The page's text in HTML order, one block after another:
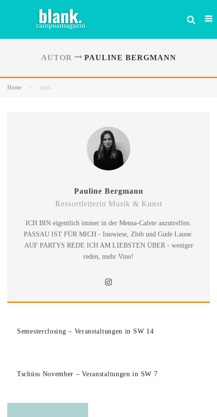
AUTOR PAULINE BERGMANN
Home pauli
Pauline Bergmann
Ressortleiterin Musik & Kunst
ICH BIN eigentlich immer in der Mensa-Cafete anzutreffen.
PASSAU IST FÜR MICH - Innwiese, Zbib und Gude Laune.
AUF PARTYS REDE ICH AM LIEBSTEN ÜBER - weniger
reden, mehr Vino!
Semesterclosing – Veranstaltungen in SW 14
Tschüss November – Veranstaltungen in SW 7